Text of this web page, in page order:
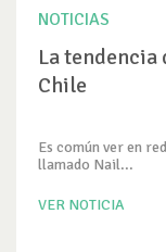
NOTICIAS
La
Chile
Es común ver en
llamado Nail...
VER NOTICIA